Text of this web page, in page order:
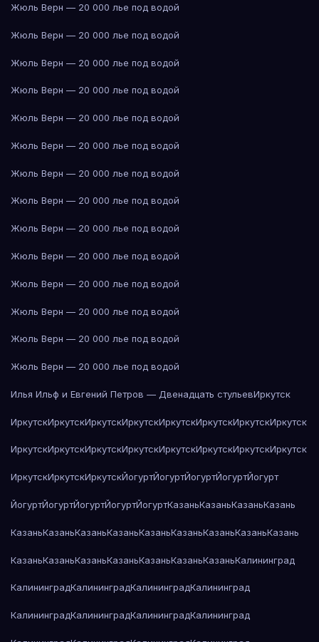
Жюль Верн — 20 000 лье под водой
Жюль Верн — 20 000 лье под водой
Жюль Верн — 20 000 лье под водой
Жюль Верн — 20 000 лье под водой
Жюль Верн — 20 000 лье под водой
Жюль Верн — 20 000 лье под водой
Жюль Верн — 20 000 лье под водой
Жюль Верн — 20 000 лье под водой
Жюль Верн — 20 000 лье под водой
Жюль Верн — 20 000 лье под водой
Жюль Верн — 20 000 лье под водой
Жюль Верн — 20 000 лье под водой
Жюль Верн — 20 000 лье под водой
Жюль Верн — 20 000 лье под водой
Илья Ильф и Евгений Петров — Двенадцать стульевИркутск
ИркутскИркутскИркутскИркутскИркутскИркутскИркутскИркутск
ИркутскИркутскИркутскИркутскИркутскИркутскИркутскИркутск
ИркутскИркутскИркутскЙогуртЙогуртЙогуртЙогуртЙогурт
ЙогуртЙогуртЙогуртЙогуртЙогуртКазаньКазаньКазаньКазань
КазаньКазаньКазаньКазаньКазаньКазаньКазаньКазаньКазань
КазаньКазаньКазаньКазаньКазаньКазаньКазаньКалининград
КалининградКалининградКалининградКалининград
КалининградКалининградКалининградКалининград